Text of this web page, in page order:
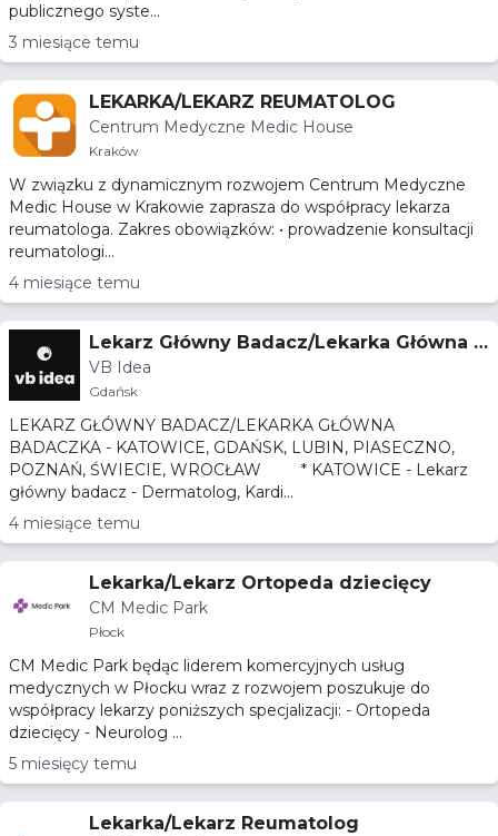
publicznego syste...
3 miesiące temu
LEKARKA/LEKARZ REUMATOLOG
Centrum Medyczne Medic House
Kraków
W związku z dynamicznym rozwojem Centrum Medyczne
Medic House w Krakowie zaprasza do współpracy lekarza
reumatologa. Zakres obowiązków: • prowadzenie konsultacji
reumatologi...
4 miesiące temu
Lekarz Główny Badacz/Lekarka Główna B
adaczka - Badania Kliniczne - Gdańsk
VB Idea
Gdańsk
LEKARZ GŁÓWNY BADACZ/LEKARKA GŁÓWNA
BADACZKA - KATOWICE, GDAŃSK, LUBIN, PIASECZNO,
POZNAŃ, ŚWIECIE, WROCŁAW * KATOWICE - Lekarz
główny badacz - Dermatolog, Kardi...
4 miesiące temu
Lekarka/Lekarz Ortopeda dziecięcy
CM Medic Park
Płock
CM Medic Park będąc liderem komercyjnych usług
medycznych w Płocku wraz z rozwojem poszukuje do
współpracy lekarzy poniższych specjalizacji: - Ortopeda
dziecięcy - Neurolog ...
5 miesięcy temu
Lekarka/Lekarz Reumatolog